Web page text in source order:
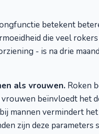
betekent
die veel
- is na drie
als vrouwen. Roken
beïnvloedt het
mannen vermindert
zijn deze parameters